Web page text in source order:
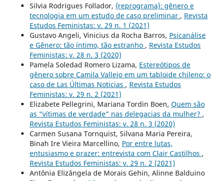
Silvia Rodrigues Follador, {reprograma}: gênero e
tecnologia em um estudo de caso preliminar , Revista
Estudos Feministas: v. 29 n. 1 (2021)
Gustavo Angeli, Vinicius da Rocha Barros, Psicanálise
e Gênero: tão íntimo, tão estranho , Revista Estudos
Feministas: v. 28 n. 3 (2020)
Pamela Soledad Romero Lizama, Estereótipos de
gênero sobre Camila Vallejo em um tabloide chileno: o
caso de Las Últimas Noticias , Revista Estudos
Feministas: v. 29 n. 2 (2021)
Elizabete Pellegrini, Mariana Tordin Boen, Quem são
as “vítimas de verdade” nas delegacias da mulher? ,
Revista Estudos Feministas: v. 28 n. 3 (2020)
Carmen Susana Tornquist, Silvana Maria Pereira,
Binah Ire Vieira Marcellino, Por entre lutas,
entusiasmo e prazer: entrevista com Clair Castilhos ,
Revista Estudos Feministas: v. 29 n. 2 (2021)
Antônia Elizângela de Morais Gehin, Alinne Balduino